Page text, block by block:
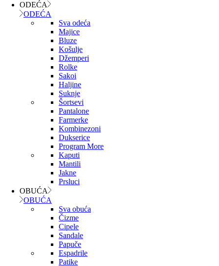
ODEĆA
ODEĆA
Sva odeća
Majice
Bluze
Košulje
Džemperi
Rolke
Sakoi
Haljine
Suknje
Šortsevi
Pantalone
Farmerke
Kombinezoni
Dukserice
Program More
Kaputi
Mantili
Jakne
Prsluci
OBUĆA
OBUĆA
Sva obuća
Čizme
Cipele
Sandale
Papuče
Espadrile
Patike